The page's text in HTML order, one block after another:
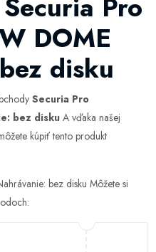
DOME
disku
Securia Pro
bez disku A vďaka našej
kúpiť tento produkt
bez disku Môžete si